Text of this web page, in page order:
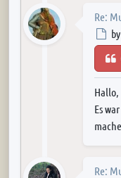
Re:
by
Hallo,
Es
Re: